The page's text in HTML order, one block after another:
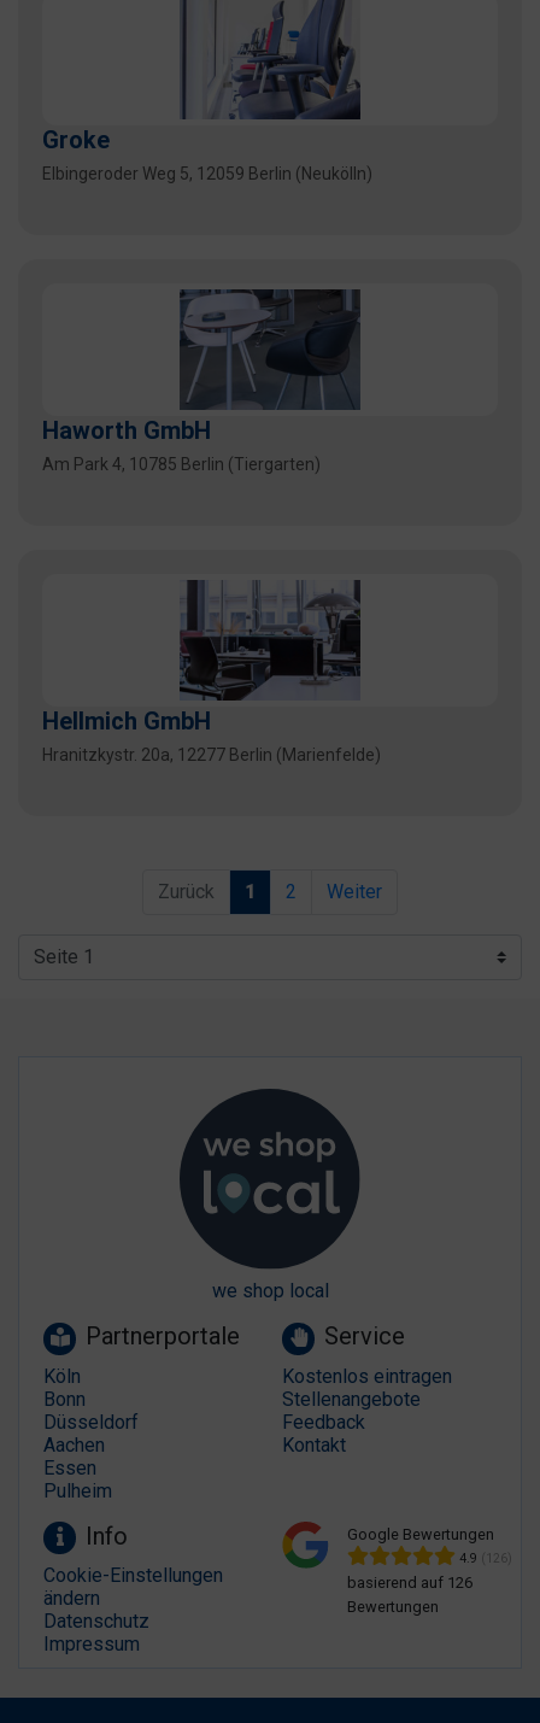
Groke
Elbingeroder Weg 5, 12059 Berlin (Neukölln)
Haworth GmbH
Am Park 4, 10785 Berlin (Tiergarten)
Hellmich GmbH
Hranitzkystr. 20a, 12277 Berlin (Marienfelde)
Zurück 1 2 Weiter
we shop local
Partnerportale
Köln
Bonn
Düsseldorf
Aachen
Essen
Pulheim
Service
Kostenlos eintragen
Stellenangebote
Feedback
Kontakt
Info
Cookie-Einstellungen
ändern
Datenschutz
Impressum
Google Bewertungen
4.9 (126)
basierend auf 126
Bewertungen